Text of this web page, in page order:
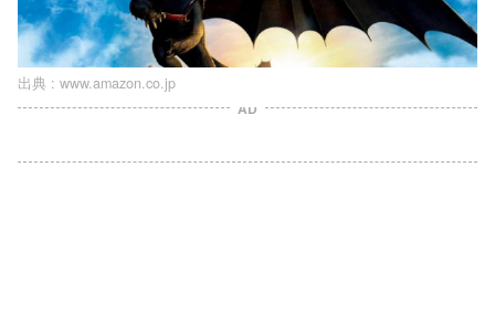
出典 : www.amazon.co.jp
AD